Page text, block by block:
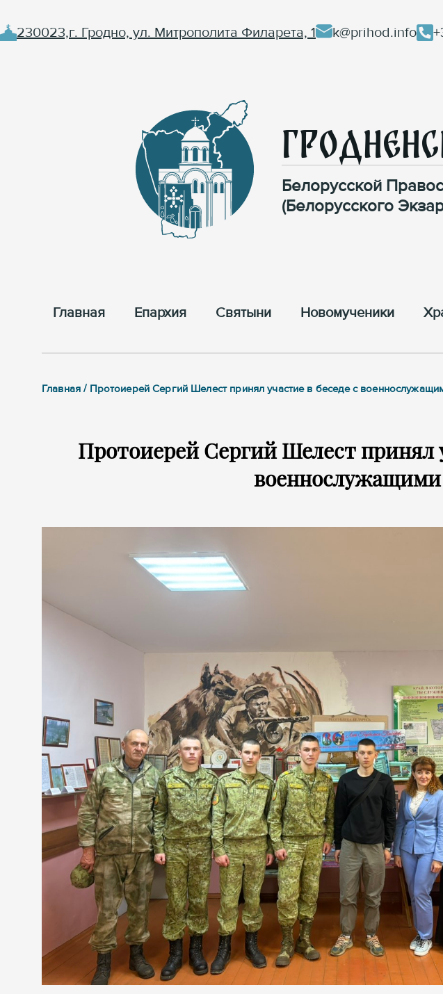
230023,г. Гродно, ул. Митрополита Филарета, 1 k@prihod.info
Белорусской
(Белорусского
Главная Епархия Cвятыни Новомученики
Главная / Протоиерей Сергий Шелест принял участие в беседе с
Протоиерей Сергий Шелест принял
военнослужащими